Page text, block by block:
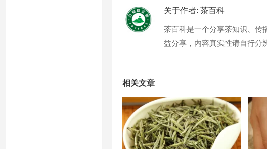
关于作者: 茶百科
茶百科是一个分享茶知识、传
益分享，内容真实性请自行分
相关文章